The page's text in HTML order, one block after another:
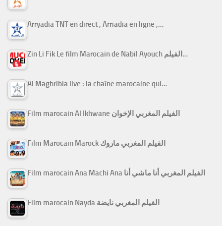
Arryadia TNT en direct , Arriadia en ligne ,…
Zin Li Fik Le film Marocain de Nabil Ayouch الفيلم…
Al Maghribia live : la chaîne marocaine qui…
Film marocain Al Ikhwane الفيلم المغربي الإخوان
Film Marocain Marock الفيلم المغربي ماروك
Film marocain Ana Machi Ana الفيلم المغربي أنا ماشي أنا
Film marocain Nayda الفيلم المغربي نايضة